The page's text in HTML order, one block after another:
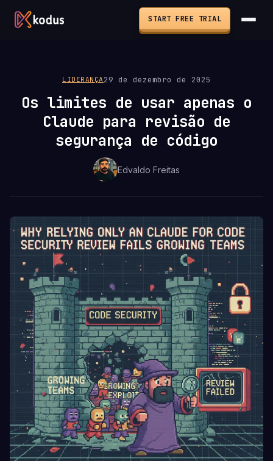
START FREE TRIAL
LIDERANÇA 29 de dezembro de 2025
Os limites de usar apenas o
Claude para revisão de
segurança de código
Edvaldo Freitas